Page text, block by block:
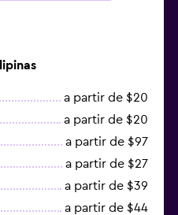
a partir de $20
a partir de $20
a partir de $97
a partir de $27
a partir de $39
a partir de $44